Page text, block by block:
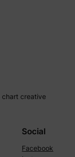
chart creative
Social
Facebook